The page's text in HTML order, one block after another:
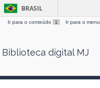
Skip
BRASIL
Ir para o conteúdo 1 Ir para o menu
Biblioteca digital MJ